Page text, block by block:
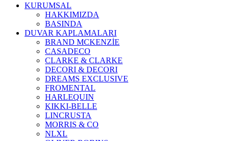
KURUMSAL
HAKKIMIZDA
BASINDA
DUVAR KAPLAMALARI
BRAND MCKENZİE
CASADECO
CLARKE & CLARKE
DECORI & DECORI
DREAMS EXCLUSIVE
FROMENTAL
HARLEQUIN
KIKKI-BELLE
LINCRUSTA
MORRIS & CO
NLXL